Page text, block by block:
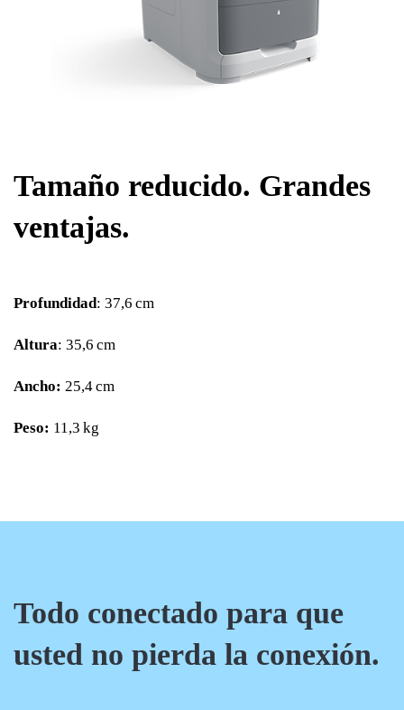
Tamaño reducido. Grandes
ventajas.
Profundidad: 37,6 cm
Altura: 35,6 cm
Ancho: 25,4 cm
Peso: 11,3 kg
Todo conectado para que
usted no pierda la conexión.